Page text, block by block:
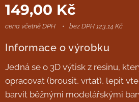
149,00 Kč
cena včetně DPH bez DPH 123,14 Kč
Informace o výrobku
Jedná se o 3D výtisk z resinu,
opracovat (brousit, vrtat), lepit
barvit běžnými modelářskými